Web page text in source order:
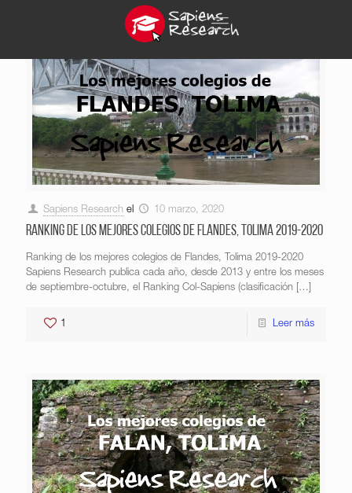
Sapiens Research el 10 marzo, 2020
Ranking de los mejores colegios de Flandes, Tolima 2019-2020
Ranking de los mejores colegios de Flandes, Tolima 2019-2020
Sapiens Research publica cada año, desde 2013 y entre los meses
de septiembre-octubre, el Ranking Col-Sapiens (clasificación […]
1 Leer más